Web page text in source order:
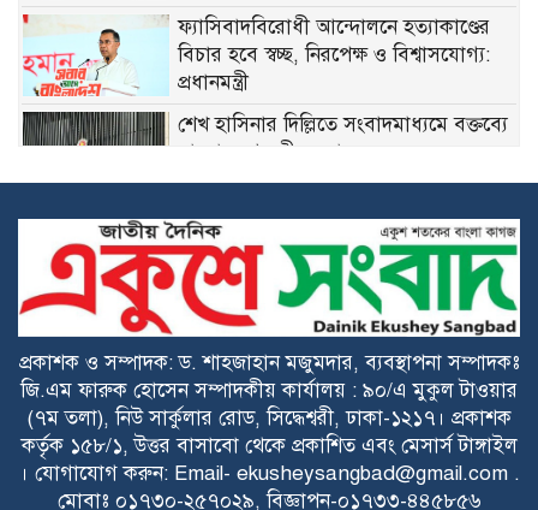
ফ্যাসিবাদবিরোধী আন্দোলনে হত্যাকাণ্ডের
বিচার হবে স্বচ্ছ, নিরপেক্ষ ও বিশ্বাসযোগ্য:
প্রধানমন্ত্রী
শেখ হাসিনার দিল্লিতে সংবাদমাধ্যমে বক্তব্যে
বাংলাদেশের তীব্র ক্ষোভ
জুলাইয়ের আন্দোলন ছিল ১৭ বছরের
স্বৈরাচারের অবসানের জন্য: শামা ওবায়েদ
দেশজুড়ে যথাযোগ্য মর্যাদায় পালিত হলো
‘জুলাই গণঅভ্যুত্থান দিবস-২০২৬’
জুলাই গণঅভ্যুত্থান গণতন্ত্র পুনঃপ্রতিষ্ঠার
সুযোগ সৃষ্টি করেছে: চিফ হুইপ নূরুল ইসলাম
প্রকাশক ও সম্পাদক: ড. শাহজাহান মজুমদার, ব্যবস্থাপনা সম্পাদকঃ
জি.এম ফারুক হোসেন সম্পাদকীয় কার্যালয় : ৯০/এ মুকুল টাওয়ার
(৭ম তলা), নিউ সার্কুলার রোড, সিদ্ধেশ্বরী, ঢাকা-১২১৭। প্রকাশক
কর্তৃক ১৫৮/১, উত্তর বাসাবো থেকে প্রকাশিত এবং মেসার্স টাঙ্গাইল
। যোগাযোগ করুন: Email- ekusheysangbad@gmail.com .
মোবাঃ ০১৭৩০-২৫৭০২৯, বিজ্ঞাপন-০১৭৩৩-৪৪৫৮৫৬